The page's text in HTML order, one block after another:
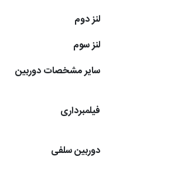
لنز دوم
لنز سوم
سایر مشخصات دوربین
فیلمبرداری
دوربین سلفی